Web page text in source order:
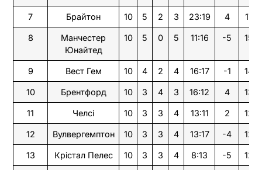
7 Брайтон 10 5 2 3 23:19 4 17
8
Манчестер
Юнайтед
10 5 0 5 11:16 -5 15
9 Вест Гем 10 4 2 4 16:17 -1 14
10 Брентфорд 10 3 4 3 16:12 4 13
11 Челсі 10 3 3 4 13:11 2 12
12 Вулвергемптон 10 3 3 4 13:17 -4 12
13 Крістал Пелес 10 3 3 4 8:13 -5 12